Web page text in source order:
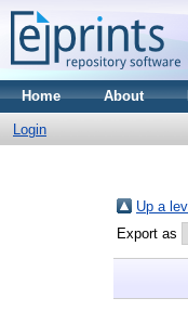
Home About
Login
Up a
Export as